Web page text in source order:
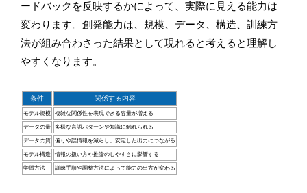
ードバックを反映するかによって、実際に見える能力は
変わります。創発能力は、規模、データ、構造、訓練方
法が組み合わさった結果として現れると考えると理解し
やすくなります。
条件 関係する内容
モデル規模 複雑な関係性を表現できる容量が増える
データの量 多様な言語パターンや知識に触れられる
データの質 偏りや誤情報を減らし、安定した出力につながる
モデル構造 情報の扱い方や推論のしやすさに影響する
学習方法 訓練手順や調整方法によって能力の出方が変わる